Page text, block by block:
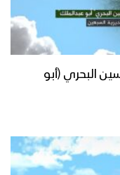
البحري (أبو